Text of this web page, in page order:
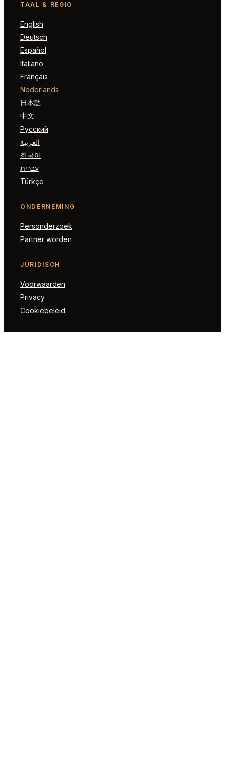
TAAL & REGIO
English
Deutsch
Español
Italiano
Français
Nederlands
日本語
中文
Русский
العربية
한국어
עברית
Türkçe
ONDERNEMING
Personderzoek
Partner worden
JURIDISCH
Voorwaarden
Privacy
Cookiebeleid